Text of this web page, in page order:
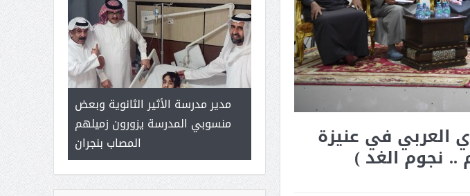
العربي في عنيزة
نجوم الغد )
( محمد
مدير مدرسة الأثير الثانوية وبعض
منسوبي المدرسة يزورون زميلهم
المصاب بنجران
الأميرة (نجود بنت هذلول ) .. ميراث
العطاء
.: